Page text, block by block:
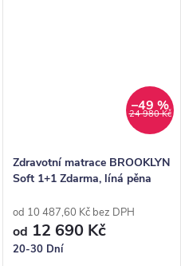
24 980 Kč
–49 %
Zdravotní matrace BROOKLYN
Soft 1+1 Zdarma, líná pěna
od 10 487,60 Kč bez DPH
od 12 690 Kč
20-30 Dní